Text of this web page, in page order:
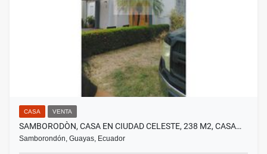
CASA VENTA
SAMBORODÒN, CASA EN CIUDAD CELESTE, 238 M2, CASA…
Samborondón, Guayas, Ecuador